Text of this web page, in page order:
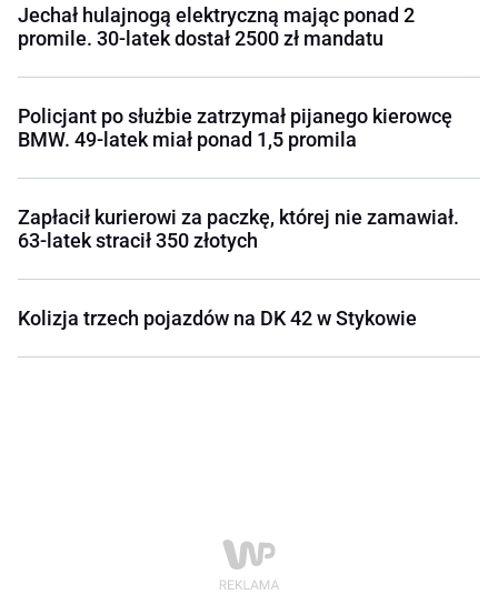
Jechał hulajnogą elektryczną mając ponad 2
promile. 30-latek dostał 2500 zł mandatu
Policjant po służbie zatrzymał pijanego kierowcę
BMW. 49-latek miał ponad 1,5 promila
Zapłacił kurierowi za paczkę, której nie zamawiał.
63-latek stracił 350 złotych
Kolizja trzech pojazdów na DK 42 w Stykowie